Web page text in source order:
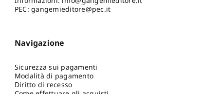
PEC: gangemieditore@pec.it
Navigazione
Sicurezza sui pagamenti
Modalità di pagamento
Diritto di recesso